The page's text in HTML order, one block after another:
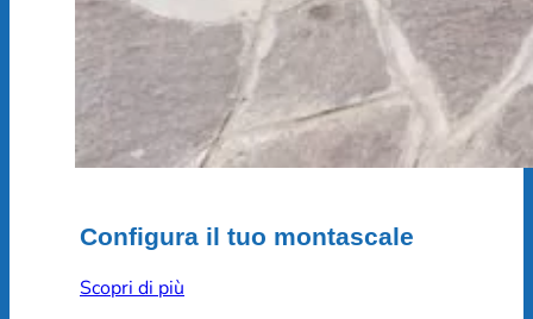
Configura il tuo montascale
Scopri di più